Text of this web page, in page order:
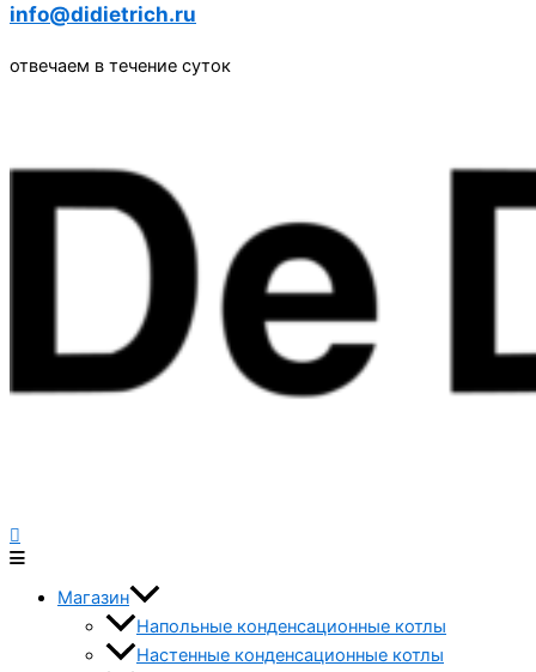
info@didietrich.ru
отвечаем в течение суток
Магазин
Напольные конденсационные котлы
Настенные конденсационные котлы